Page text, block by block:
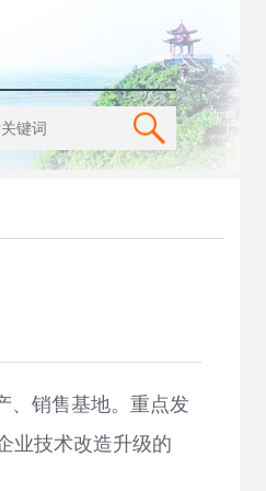
销售基地。重点发
业技术改造升级的